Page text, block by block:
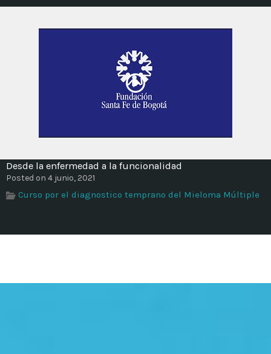
Desde la enfermedad a la funcionalidad
Posted on 4 junio, 2021
Curso por el diagnostico temprano del Mieloma Múltiple